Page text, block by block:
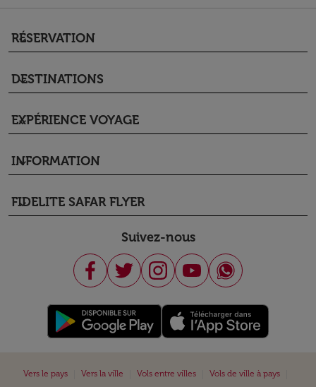
RÉSERVATION
keyboard_arrow_down
DESTINATIONS
keyboard_arrow_down
EXPÉRIENCE VOYAGE
keyboard_arrow_down
INFORMATION
keyboard_arrow_down
FIDELITE SAFAR FLYER
keyboard_arrow_down
Suivez-nous
Vers le pays Vers la ville Vols entre villes Vols de ville à pays